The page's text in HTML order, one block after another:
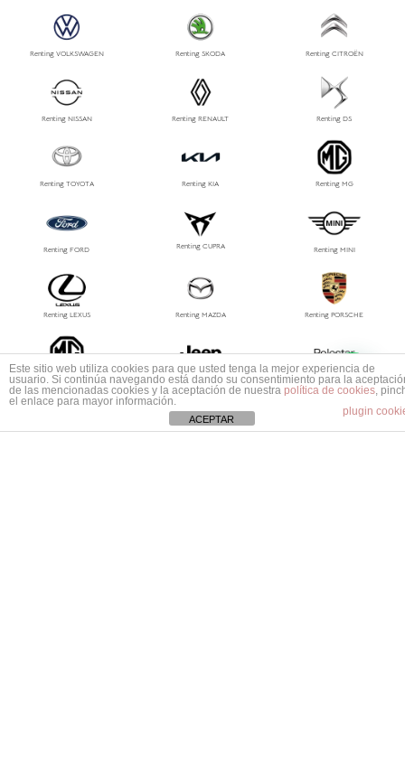
Renting VOLKSWAGEN Renting SKODA Renting CITROËN
Renting NISSAN Renting RENAULT Renting DS
Renting TOYOTA Renting KIA Renting MG
Renting FORD Renting CUPRA Renting MINI
Renting LEXUS Renting MAZDA Renting PORSCHE
Renting MG Renting Jeep Renting Polestar
Este sitio web utiliza cookies para que usted tenga la mejor experiencia de
usuario. Si continúa navegando está dando su consentimiento para la
de las mencionadas cookies y la aceptación de nuestra política de cookies,
el enlace para mayor información.
plugin
ACEPTAR
1
Mas información ¿No encuentras tu coche?